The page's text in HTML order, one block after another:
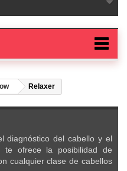
Relaxer
diagnóstico del cabello y el
te ofrece la posibilidad de
cualquier clase de cabellos